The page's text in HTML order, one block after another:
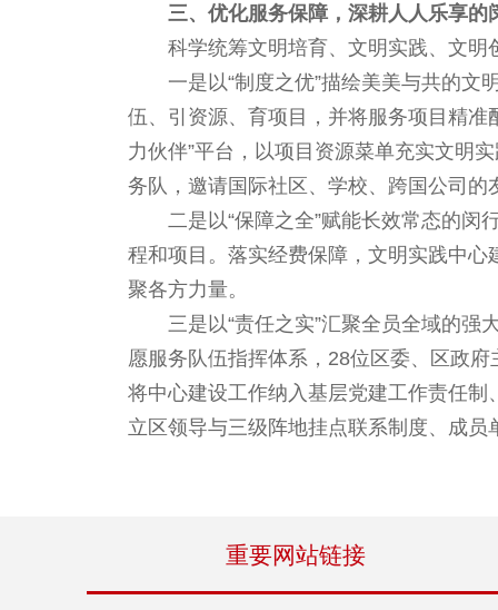
三、优化服务保障，深耕人人乐享的
科学统筹文明培育、文明实践、文
一是以“制度之优”描绘美美与共的
伍、引资源、育项目，并将服务项目精
力伙伴”平台，以项目资源菜单充实文明
务队，邀请国际社区、学校、跨国公司
二是以“保障之全”赋能长效常态的
程和项目。落实经费保障，文明实践中
聚各方力量。
三是以“责任之实”汇聚全员全域的强
愿服务队伍指挥体系，28位区委、区政
将中心建设工作纳入基层党建工作责任
立区领导与三级阵地挂点联系制度、成员
重要网站链接